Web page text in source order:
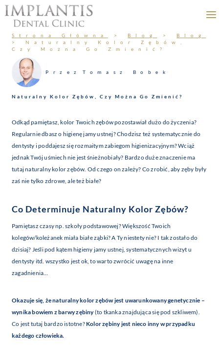
Przejdź
do
treści
Strona Główna > Blog > Blog
> Naturalny Kolor Zębów,
Czy Można Go Zmienić?
Przez Tomasz Bobek
Naturalny Kolor Zębów, Czy Można Go Zmienić?
Odkąd pamiętasz, kolor Twoich zębów pozostawiał dużo do życzenia?
Regularnie dbasz o higienę jamy ustnej? Chodzisz też systematycznie do
dentysty i poddajesz się rozmaitym zabiegom higienizacyjnym? Wciąż
jednak Twój uśmiech nie jest śnieżnobiały? Bardzo duże znaczenie ma
tutaj naturalny kolor zębów. Od czego on zależy? Co zrobić, aby zęby były
zaś nie tylko zdrowe, ale też białe?
Co Determinuje Naturalny Kolor Zębów?
Pamiętasz czasy np. szkoły podstawowej? Większość Twoich
kolegów/koleżanek miała białe ząbki? A Ty niestety nie? I tak zostało do
dzisiaj? Jeśli pod kątem higieny jamy ustnej, systematycznych wizyt u
dentysty itd. wszystko jest ok, to warto zwrócić uwagę na inne
zagadnienia…
Okazuje się, że naturalny kolor zębów jest uwarunkowany genetycznie –
wynika bowiem z barwy zębiny(to tkanka znajdująca się pod szkliwem).
Co jest tutaj bardzo istotne? Kolor zębiny jest nieco inny w przypadku
każdego człowieka.